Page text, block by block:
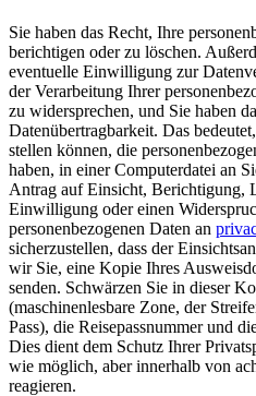
Sie haben das Recht, Ihre
berichtigen oder zu löschen.
eventuelle Einwilligung zur
der Verarbeitung Ihrer
zu widersprechen, und Sie haben
Datenübertragbarkeit. Das
stellen können, die
haben, in einer Computerdatei an
Antrag auf Einsicht, Berichtigung,
Einwilligung oder einen
personenbezogenen Daten an
sicherzustellen, dass der
wir Sie, eine Kopie Ihres
senden. Schwärzen Sie in dieser
(maschinenlesbare Zone, der
Pass), die Reisepassnummer und
Dies dient dem Schutz Ihrer
wie möglich, aber innerhalb von
reagieren.